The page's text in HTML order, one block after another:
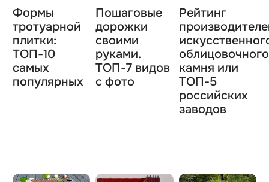
Формы
тротуарной
плитки:
ТОП-10
самых
популярных
Пошаговые
дорожки
своими
руками.
ТОП-7 видов
с фото
Рейтинг
облицовочного
камня или
TOП-5
российских
заводов